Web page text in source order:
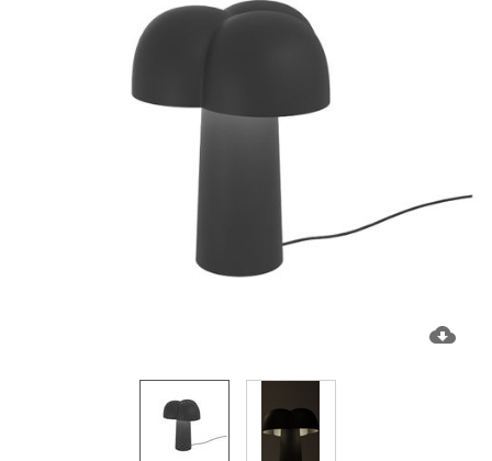
cloud_download